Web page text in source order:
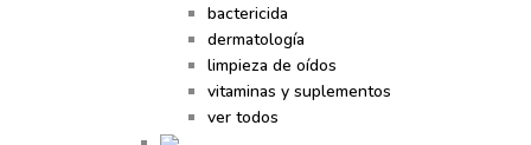
bactericida
dermatología
limpieza de oídos
vitaminas y suplementos
ver todos